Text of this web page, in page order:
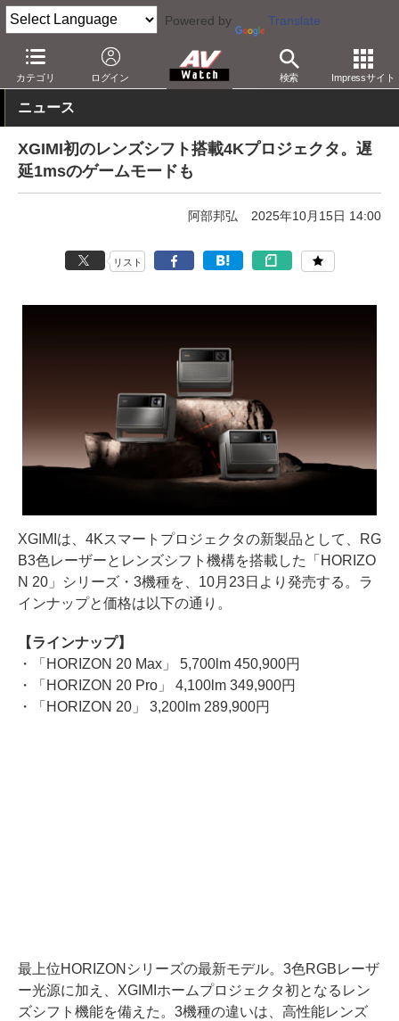
Powered by Translate
カテゴリ ログイン 検索 Impressサイト
AV Watch 製品 プロジェクタ XGIMI
ニュース
XGIMI初のレンズシフト搭載4Kプロジェクタ。遅
延1msのゲームモードも
阿部邦弘 2025年10月15日 14:00
リスト
XGIMIは、4Kスマートプロジェクタの新製品として、RG
B3色レーザーとレンズシフト機構を搭載した「HORIZO
N 20」シリーズ・3機種を、10月23日より発売する。ラ
インナップと価格は以下の通り。
【ラインナップ】
・「HORIZON 20 Max」 5,700lm 450,900円
・「HORIZON 20 Pro」 4,100lm 349,900円
・「HORIZON 20」 3,200lm 289,900円
最上位HORIZONシリーズの最新モデル。3色RGBレーザ
ー光源に加え、XGIMIホームプロジェクタ初となるレン
ズシフト機能を備えた。3機種の違いは、高性能レンズ